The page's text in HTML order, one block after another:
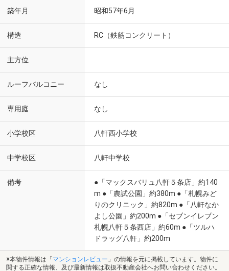
築年月 昭和57年6月
構造 RC（鉄筋コンクリート）
主方位
ルーフバルコニー なし
専用庭 なし
小学校区 八軒西小学校
中学校区 八軒中学校
備考
●「マックスバリュ八軒５条店」約140
m ●「農試公園」約380m ●「札幌みど
りのクリニック」約820m ●「八軒なか
よし公園」約200m ●「セブンイレブン
札幌八軒５条西店」約60m ●「ツルハ
ドラッグ八軒」約200m
※本物件情報は「 マンションレビュー 」の情報を元に掲載しています。物件に
関する正確な情報、及び最新情報は取扱不動産会社へお問い合わせください。